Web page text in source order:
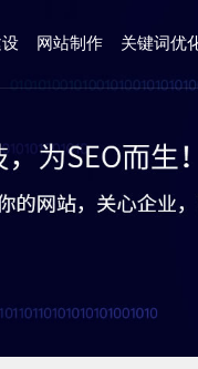
网站制作 关键词优